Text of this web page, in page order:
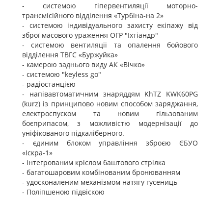
- системою гіпервентиляції моторно-
трансмісійного відділення «Турбіна-на 2»
- системою індивідуального захисту екіпажу від
зброї масового ураження ОГР "Іхтіандр"
- системою вентиляції та опалення бойового
відділення ТВГС «Буржуйка»
- камерою заднього виду АК «Вічко»
- системою "keyless go"
- радіостанцією
- напівавтоматичним знаряддям KhTZ KWK60PG
(kurz) із принципово новим способом заряджання,
електроспуском та новим гільзованим
боєприпасом, з можливістю модернізації до
уніфікованого підкаліберного.
- єдиним блоком управління зброєю ЄБУО
«Іскра-1»
- інтегрованим кріслом баштового стрілка
- багатошаровим комбінованим бронюванням
- удосконаленим механізмом натягу гусениць
- Поліпшеною підвіскою